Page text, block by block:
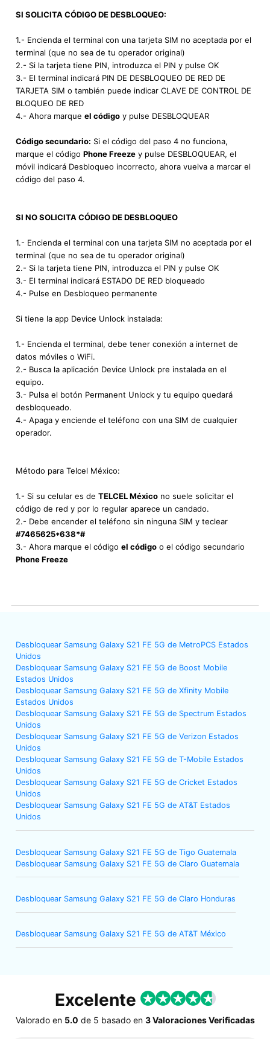
SI SOLICITA CÓDIGO DE DESBLOQUEO:
1.- Encienda el terminal con una tarjeta SIM no aceptada por el
terminal (que no sea de tu operador original)
2.- Si la tarjeta tiene PIN, introduzca el PIN y pulse OK
3.- El terminal indicará PIN DE DESBLOQUEO DE RED DE
TARJETA SIM o también puede indicar CLAVE DE CONTROL DE
BLOQUEO DE RED
4.- Ahora marque el código y pulse DESBLOQUEAR
Código secundario: Si el código del paso 4 no funciona,
marque el código Phone Freeze y pulse DESBLOQUEAR, el
móvil indicará Desbloqueo incorrecto, ahora vuelva a marcar el
código del paso 4.
SI NO SOLICITA CÓDIGO DE DESBLOQUEO
1.- Encienda el terminal con una tarjeta SIM no aceptada por el
terminal (que no sea de tu operador original)
2.- Si la tarjeta tiene PIN, introduzca el PIN y pulse OK
3.- El terminal indicará ESTADO DE RED bloqueado
4.- Pulse en Desbloqueo permanente
Si tiene la app Device Unlock instalada:
1.- Encienda el terminal, debe tener conexión a internet de
datos móviles o WiFi.
2.- Busca la aplicación Device Unlock pre instalada en el
equipo.
3.- Pulsa el botón Permanent Unlock y tu equipo quedará
desbloqueado.
4.- Apaga y enciende el teléfono con una SIM de cualquier
operador.
Método para Telcel México:
1.- Si su celular es de TELCEL México no suele solicitar el
código de red y por lo regular aparece un candado.
2.- Debe encender el teléfono sin ninguna SIM y teclear
#7465625*638*#
3.- Ahora marque el código el código o el código secundario
Phone Freeze
Desbloquear Samsung Galaxy S21 FE 5G de MetroPCS Estados
Unidos
Desbloquear Samsung Galaxy S21 FE 5G de Boost Mobile
Estados Unidos
Desbloquear Samsung Galaxy S21 FE 5G de Xfinity Mobile
Estados Unidos
Desbloquear Samsung Galaxy S21 FE 5G de Spectrum Estados
Unidos
Desbloquear Samsung Galaxy S21 FE 5G de Verizon Estados
Unidos
Desbloquear Samsung Galaxy S21 FE 5G de T-Mobile Estados
Unidos
Desbloquear Samsung Galaxy S21 FE 5G de Cricket Estados
Unidos
Desbloquear Samsung Galaxy S21 FE 5G de AT&T Estados
Unidos
Desbloquear Samsung Galaxy S21 FE 5G de Tigo Guatemala
Desbloquear Samsung Galaxy S21 FE 5G de Claro Guatemala
Desbloquear Samsung Galaxy S21 FE 5G de Claro Honduras
Desbloquear Samsung Galaxy S21 FE 5G de AT&T México
Excelente
Valorado en 5.0 de 5 basado en 3 Valoraciones Verificadas